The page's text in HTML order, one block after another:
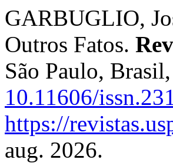
GARBUGLIO,
Outros Fatos.
São Paulo,
10.11606/
https://
aug. 2026.